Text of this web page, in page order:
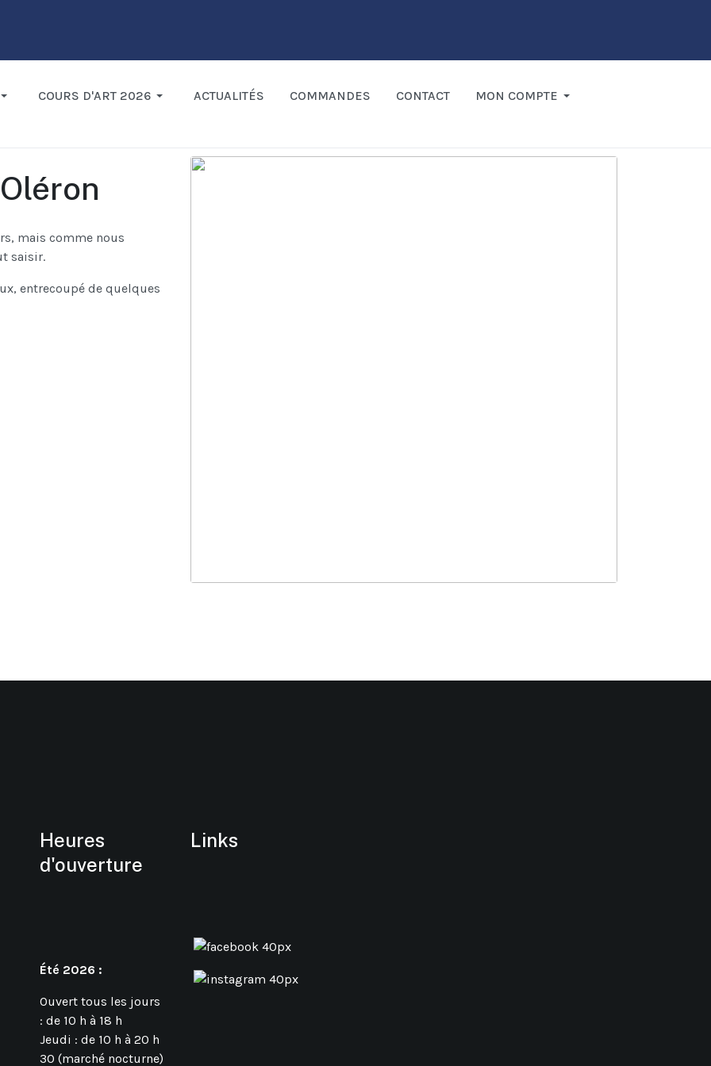
COURS D'ART 2026 ACTUALITÉS COMMANDES CONTACT MON COMPTE
mais comme nous
saisir.
entrecoupé de quelques
Heures
d'ouverture
Été 2026 :
Ouvert tous les jours
: de 10 h à 18 h
Jeudi : de 10 h à 20 h
30 (marché nocturne)
Links